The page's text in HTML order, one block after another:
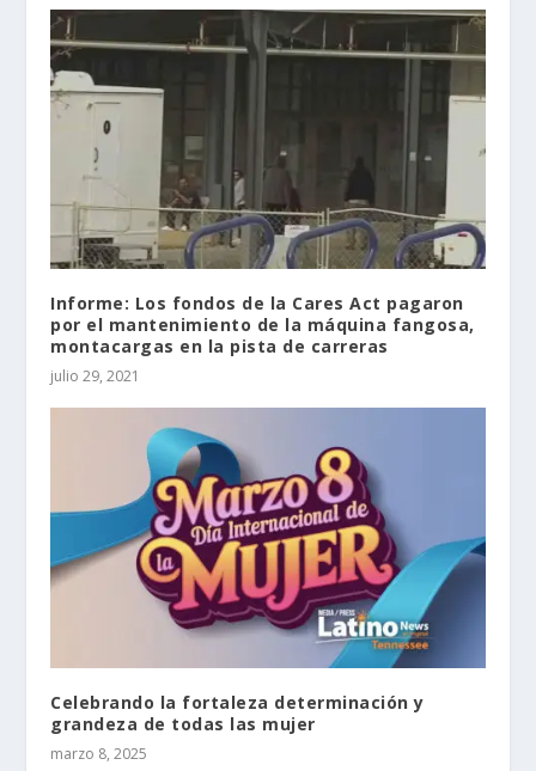
Informe: Los fondos de la Cares Act pagaron
por el mantenimiento de la máquina fangosa,
montacargas en la pista de carreras
julio 29, 2021
Celebrando la fortaleza determinación y
grandeza de todas las mujer
marzo 8, 2025